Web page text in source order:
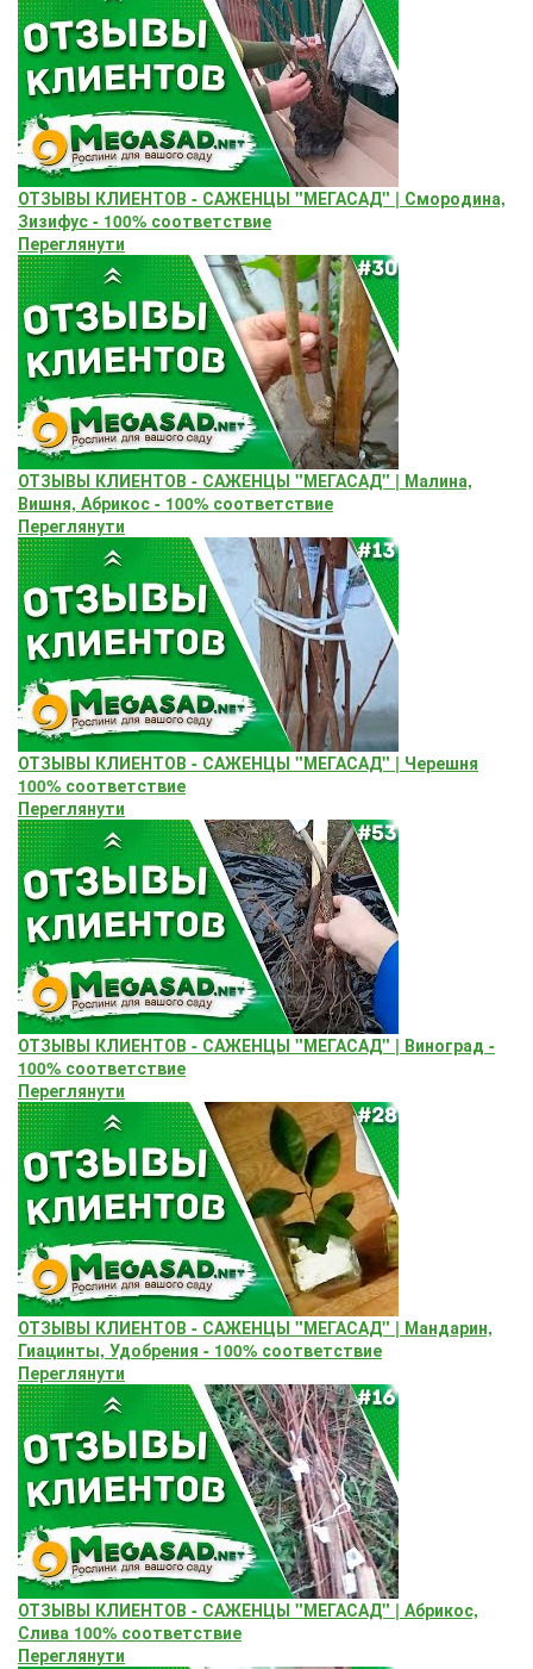
ОТЗЫВЫ КЛИЕНТОВ - САЖЕНЦЫ "МЕГАСАД" | Смородина,
Зизифус - 100% соответствие
Переглянути
ОТЗЫВЫ КЛИЕНТОВ - САЖЕНЦЫ "МЕГАСАД" | Малина,
Вишня, Абрикос - 100% соответствие
Переглянути
ОТЗЫВЫ КЛИЕНТОВ - САЖЕНЦЫ "МЕГАСАД" | Черешня
100% соответствие
Переглянути
ОТЗЫВЫ КЛИЕНТОВ - САЖЕНЦЫ "МЕГАСАД" | Виноград -
100% соответствие
Переглянути
ОТЗЫВЫ КЛИЕНТОВ - САЖЕНЦЫ "МЕГАСАД" | Мандарин,
Гиацинты, Удобрения - 100% соответствие
Переглянути
ОТЗЫВЫ КЛИЕНТОВ - САЖЕНЦЫ "МЕГАСАД" | Абрикос,
Слива 100% соответствие
Переглянути